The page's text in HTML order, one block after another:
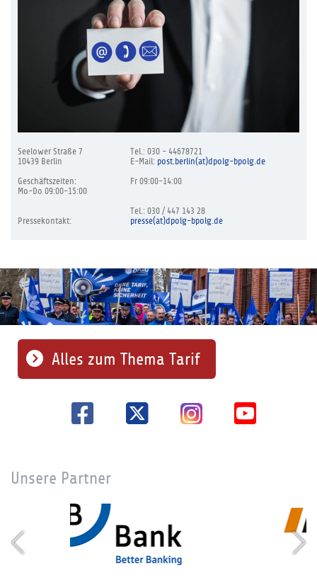
Seelower Straße 7
10439 Berlin
Geschäftszeiten:
Mo-Do 09:00-15:00
Pressekontakt:
Tel.: 030 - 44678721
E-Mail: post.berlin(at)dpolg-bpolg.de
Fr 09:00-14:00
Tel.: 030 / 447 143 28
presse(at)dpolg-bpolg.de
Alles zum Thema Tarif
Unsere Partner